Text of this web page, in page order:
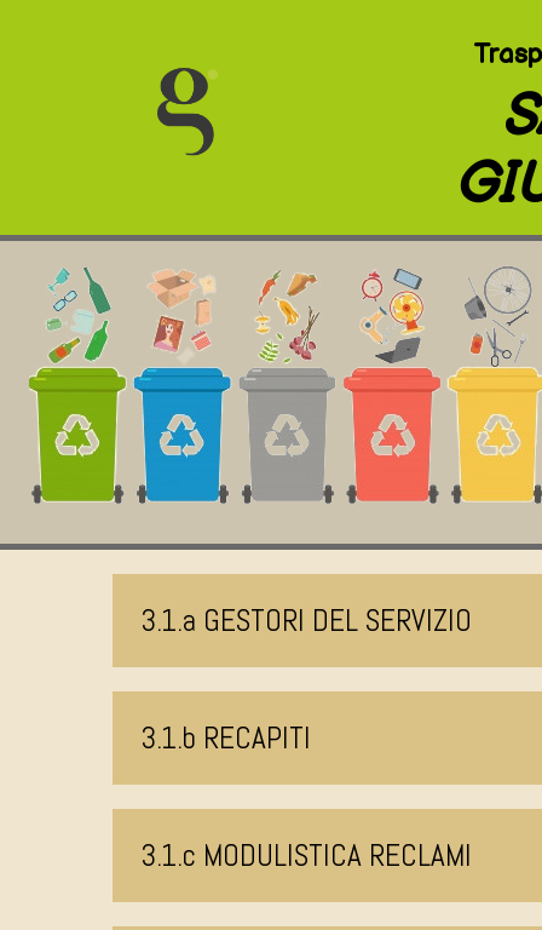
3.1.a GESTORI DEL SERVIZIO
3.1.b RECAPITI
3.1.c MODULISTICA RECLAMI